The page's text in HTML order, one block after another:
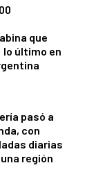
que
último en
pasó a
con
diarias
región